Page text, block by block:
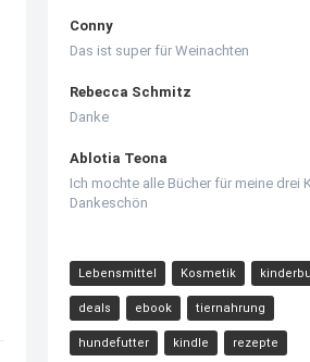
Conny
Das ist super für Weinachten
Rebecca Schmitz
Danke
Ablotia Teona
Ich mochte alle Bücher für meine drei
Dankeschön
Lebensmittel Kosmetik
deals ebook tiernahrung
hundefutter kindle rezepte